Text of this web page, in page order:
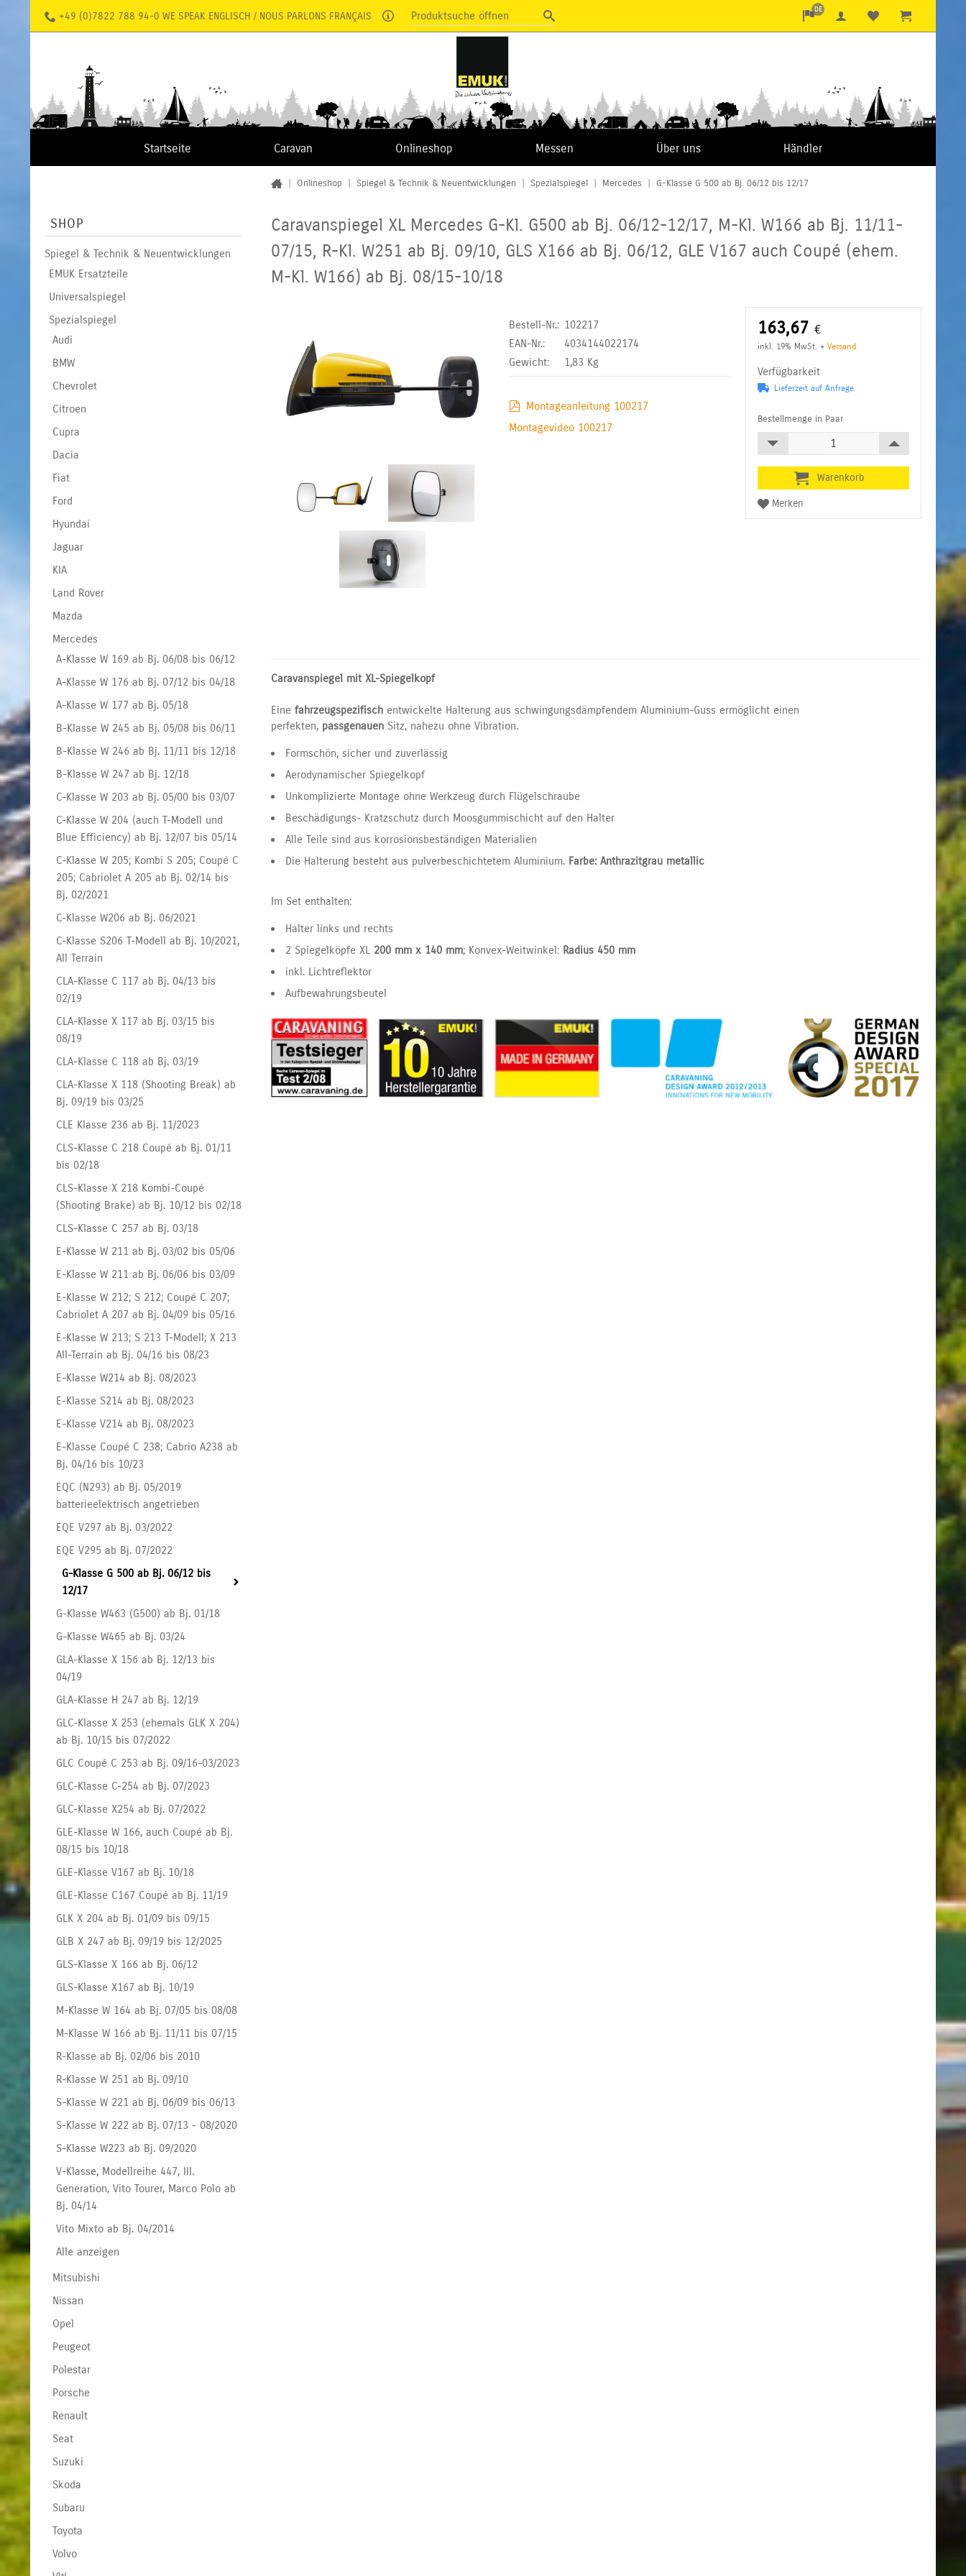
+49 (0)7822 788 94-0 WE SPEAK ENGLISCH / NOUS PARLONS FRANÇAIS Produktsuche öffnen DE
Startseite Caravan Onlineshop Messen Über uns Händler
SHOP
Spiegel & Technik & Neuentwicklungen
EMUK Ersatzteile
Universalspiegel
Spezialspiegel
Audi
BMW
Chevrolet
Citroen
Cupra
Dacia
Fiat
Ford
Hyundai
Jaguar
KIA
Land Rover
Mazda
Mercedes
A-Klasse W 169 ab Bj. 06/08 bis 06/12
A-Klasse W 176 ab Bj. 07/12 bis 04/18
A-Klasse W 177 ab Bj. 05/18
B-Klasse W 245 ab Bj. 05/08 bis 06/11
B-Klasse W 246 ab Bj. 11/11 bis 12/18
B-Klasse W 247 ab Bj. 12/18
C-Klasse W 203 ab Bj. 05/00 bis 03/07
C-Klasse W 204 (auch T-Modell und
Blue Efficiency) ab Bj. 12/07 bis 05/14
C-Klasse W 205; Kombi S 205; Coupé C
205; Cabriolet A 205 ab Bj. 02/14 bis
Bj. 02/2021
C-Klasse W206 ab Bj. 06/2021
C-Klasse S206 T-Modell ab Bj. 10/2021,
All Terrain
CLA-Klasse C 117 ab Bj. 04/13 bis
02/19
CLA-Klasse X 117 ab Bj. 03/15 bis
08/19
CLA-Klasse C 118 ab Bj. 03/19
CLA-Klasse X 118 (Shooting Break) ab
Bj. 09/19 bis 03/25
CLE Klasse 236 ab Bj. 11/2023
CLS-Klasse C 218 Coupé ab Bj. 01/11
bis 02/18
CLS-Klasse X 218 Kombi-Coupé
(Shooting Brake) ab Bj. 10/12 bis 02/18
CLS-Klasse C 257 ab Bj. 03/18
E-Klasse W 211 ab Bj. 03/02 bis 05/06
E-Klasse W 211 ab Bj. 06/06 bis 03/09
E-Klasse W 212; S 212; Coupé C 207;
Cabriolet A 207 ab Bj. 04/09 bis 05/16
E-Klasse W 213; S 213 T-Modell; X 213
All-Terrain ab Bj. 04/16 bis 08/23
E-Klasse W214 ab Bj. 08/2023
E-Klasse S214 ab Bj. 08/2023
E-Klasse V214 ab Bj. 08/2023
E-Klasse Coupé C 238; Cabrio A238 ab
Bj. 04/16 bis 10/23
EQC (N293) ab Bj. 05/2019
batterieelektrisch angetrieben
EQE V297 ab Bj. 03/2022
EQE V295 ab Bj. 07/2022
G-Klasse G 500 ab Bj. 06/12 bis
12/17
G-Klasse W463 (G500) ab Bj. 01/18
G-Klasse W465 ab Bj. 03/24
GLA-Klasse X 156 ab Bj. 12/13 bis
04/19
GLA-Klasse H 247 ab Bj. 12/19
GLC-Klasse X 253 (ehemals GLK X 204)
ab Bj. 10/15 bis 07/2022
GLC Coupé C 253 ab Bj. 09/16-03/2023
GLC-Klasse C-254 ab Bj. 07/2023
GLC-Klasse X254 ab Bj. 07/2022
GLE-Klasse W 166, auch Coupé ab Bj.
08/15 bis 10/18
GLE-Klasse V167 ab Bj. 10/18
GLE-Klasse C167 Coupé ab Bj. 11/19
GLK X 204 ab Bj. 01/09 bis 09/15
GLB X 247 ab Bj. 09/19 bis 12/2025
GLS-Klasse X 166 ab Bj. 06/12
GLS-Klasse X167 ab Bj. 10/19
M-Klasse W 164 ab Bj. 07/05 bis 08/08
M-Klasse W 166 ab Bj. 11/11 bis 07/15
R-Klasse ab Bj. 02/06 bis 2010
R-Klasse W 251 ab Bj. 09/10
S-Klasse W 221 ab Bj. 06/09 bis 06/13
S-Klasse W 222 ab Bj. 07/13 - 08/2020
S-Klasse W223 ab Bj. 09/2020
V-Klasse, Modellreihe 447, III.
Generation, Vito Tourer, Marco Polo ab
Bj. 04/14
Vito Mixto ab Bj. 04/2014
Alle anzeigen
Mitsubishi
Nissan
Opel
Peugeot
Polestar
Porsche
Renault
Seat
Suzuki
Skoda
Subaru
Toyota
Volvo
Onlineshop Spiegel & Technik & Neuentwicklungen Spezialspiegel Mercedes G-Klasse G 500 ab Bj. 06/12 bis 12/17
Caravanspiegel XL Mercedes G-Kl. G500 ab Bj. 06/12-12/17, M-Kl. W166 ab Bj. 11/11-
07/15, R-Kl. W251 ab Bj. 09/10, GLS X166 ab Bj. 06/12, GLE V167 auch Coupé (ehem.
M-Kl. W166) ab Bj. 08/15-10/18
Bestell-Nr.: 102217
EAN-Nr.:
4034144022174
Gewicht:
1,83 Kg
Montageanleitung 100217
Montagevideo 100217
163,67 €
inkl. 19% MwSt. +Versand
Verfügbarkeit
Lieferzeit auf Anfrage
Bestellmenge in Paar
Caravanspiegel mit XL-Spiegelkopf
Eine fahrzeugspezifisch entwickelte Halterung aus schwingungsdämpfendem Aluminium-Guss ermöglicht einen
perfekten, passgenauen Sitz, nahezu ohne Vibration.
Formschön, sicher und zuverlässig
Aerodynamischer Spiegelkopf
Unkomplizierte Montage ohne Werkzeug durch Flügelschraube
Beschädigungs- Kratzschutz durch Moosgummischicht auf den Halter
Alle Teile sind aus korrosionsbeständigen Materialien
Die Halterung besteht aus pulverbeschichtetem Aluminium. Farbe: Anthrazitgrau metallic
Im Set enthalten:
Halter links und rechts
2 Spiegelköpfe XL 200 mm x 140 mm; Konvex-Weitwinkel: Radius 450 mm
inkl. Lichtreflektor
Aufbewahrungsbeutel